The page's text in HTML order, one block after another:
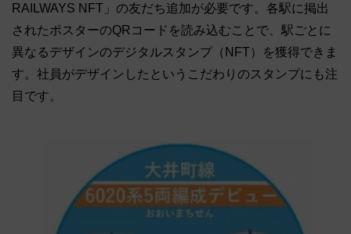
RAILWAYS NFT」の友だち追加が必要です。各駅に掲出
されたポスターのQRコードを読み込むことで、駅ごとに
異なるデザインのデジタルスタンプ（NFT）を獲得できま
す。社員がデザインしたというこだわりのスタンプにも注
目です。